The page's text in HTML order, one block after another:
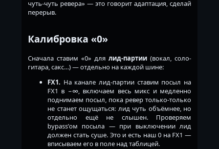
чуть-чуть ревера» — это говорит адаптация, сделай
перерыв.
Калибровка «0»
Сначала ставим «0» для лид-партии (вокал, соло-
гитара, сакс…) — отдельно на каждой шине:
FX1. На канале лид-партии ставим посыл на
FX1 в −∞, включаем весь микс и медленно
поднимаем посыл, пока ревер только-только
не станет ощущаться: лид чуть объёмнее, но
отдельно ещё не слышен. Проверяем
bypass’ом посыла — при выключении лид
должен стать суше. Это и есть наш 0 на FX1 —
вписываем его в поле над таблицей.